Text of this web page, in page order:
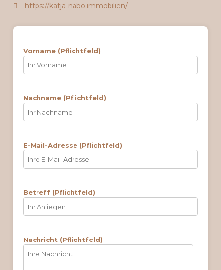
https://katja-nabo.immobilien/
Vorname (Pflichtfeld)
Nachname (Pflichtfeld)
E-Mail-Adresse (Pflichtfeld)
Betreff (Pflichtfeld)
Nachricht (Pflichtfeld)